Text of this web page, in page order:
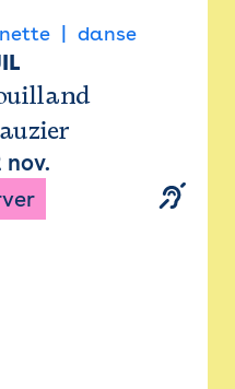
danse
nov.